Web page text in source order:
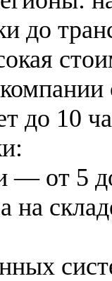
до
до 10
— от 5
на